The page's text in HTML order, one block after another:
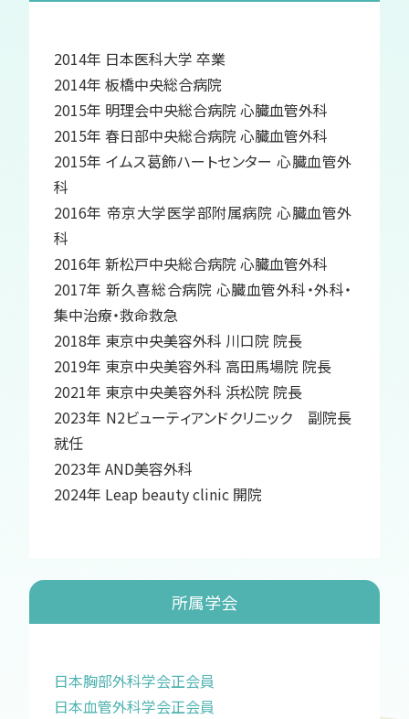
2014年 日本医科大学 卒業
2014年 板橋中央総合病院
2015年 明理会中央総合病院 心臓血管外科
2015年 春日部中央総合病院 心臓血管外科
2015年 イムス葛飾ハートセンター 心臓血管外
科
2016年 帝京大学医学部附属病院 心臓血管外
科
2016年 新松戸中央総合病院 心臓血管外科
2017年 新久喜総合病院 心臓血管外科・外科・
集中治療・救命救急
2018年 東京中央美容外科 川口院 院長
2019年 東京中央美容外科 高田馬場院 院長
2021年 東京中央美容外科 浜松院 院長
2023年 N2ビューティアンドクリニック 副院長
就任
2023年 AND美容外科
2024年 Leap beauty clinic 開院
所属学会
日本胸部外科学会正会員
日本血管外科学会正会員